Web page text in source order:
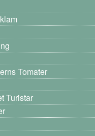
Tomater
Turistar